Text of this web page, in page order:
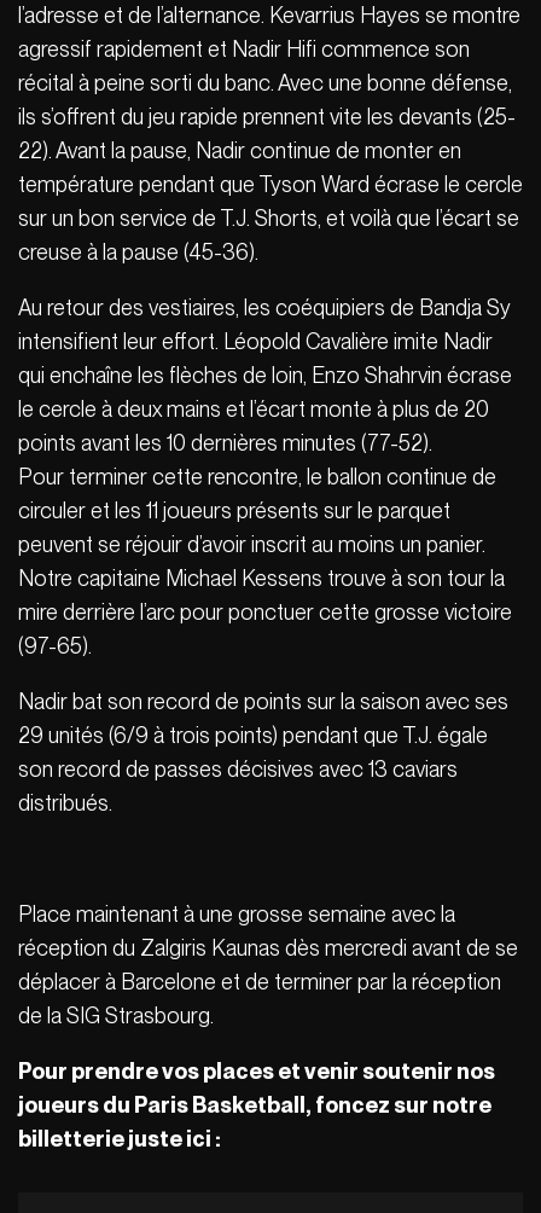
l’adresse et de l’alternance. Kevarrius Hayes se montre
agressif rapidement et Nadir Hifi commence son
récital à peine sorti du banc. Avec une bonne défense,
ils s’offrent du jeu rapide prennent vite les devants (25-
22). Avant la pause, Nadir continue de monter en
température pendant que Tyson Ward écrase le cercle
sur un bon service de T.J. Shorts, et voilà que l’écart se
creuse à la pause (45-36).
Au retour des vestiaires, les coéquipiers de Bandja Sy
intensifient leur effort. Léopold Cavalière imite Nadir
qui enchaîne les flèches de loin, Enzo Shahrvin écrase
le cercle à deux mains et l’écart monte à plus de 20
points avant les 10 dernières minutes (77-52).
Pour terminer cette rencontre, le ballon continue de
circuler et les 11 joueurs présents sur le parquet
peuvent se réjouir d’avoir inscrit au moins un panier.
Notre capitaine Michael Kessens trouve à son tour la
mire derrière l’arc pour ponctuer cette grosse victoire
(97-65).
Nadir bat son record de points sur la saison avec ses
29 unités (6/9 à trois points) pendant que T.J. égale
son record de passes décisives avec 13 caviars
distribués.
Place maintenant à une grosse semaine avec la
réception du Zalgiris Kaunas dès mercredi avant de se
déplacer à Barcelone et de terminer par la réception
de la SIG Strasbourg.
Pour prendre vos places et venir soutenir nos
joueurs du Paris Basketball, foncez sur notre
billetterie juste ici :